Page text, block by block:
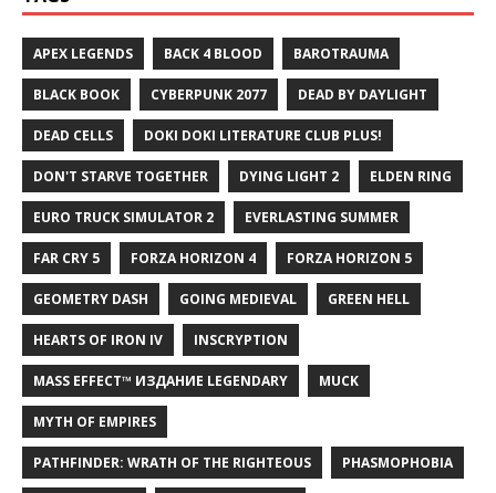
APEX LEGENDS BACK 4 BLOOD BAROTRAUMA
BLACK BOOK CYBERPUNK 2077 DEAD BY DAYLIGHT
DEAD CELLS DOKI DOKI LITERATURE CLUB PLUS!
DON'T STARVE TOGETHER DYING LIGHT 2 ELDEN RING
EURO TRUCK SIMULATOR 2 EVERLASTING SUMMER
FAR CRY 5 FORZA HORIZON 4 FORZA HORIZON 5
GEOMETRY DASH GOING MEDIEVAL GREEN HELL
HEARTS OF IRON IV INSCRYPTION
MASS EFFECT™ ИЗДАНИЕ LEGENDARY MUCK
MYTH OF EMPIRES
PATHFINDER: WRATH OF THE RIGHTEOUS PHASMOPHOBIA